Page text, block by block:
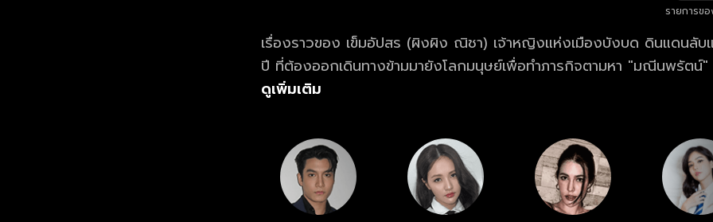
รายการข
เรื่องราวของ เข็มอัปสร (ผิงผิง ณิชา) เจ้าหญิงแห่งเมืองบังบด ดินแดนลับ
ปี ที่ต้องออกเดินทางข้ามมายังโลกมนุษย์เพื่อทำภารกิจตามหา "มณีนพรัต
ศักดิ์สิทธิ์คู่บ้านคู่เมืองที่หายไป โดยได้รับความช่วยเหลือจาก ณพนา (เพชร โ
รวบรวมมณีกลับคืนมาและปกป้องเมืองบังบดให้ปลอดภัย
ดูเพิ่มเติม